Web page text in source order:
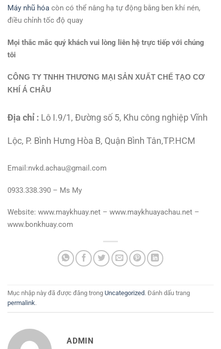
Máy nhũ hóa còn có thể nâng hạ tự động bằng ben khí nén,
điều chỉnh tốc độ quay
Mọi thắc mắc quý khách vui lòng liên hệ trực tiếp với chúng
tôi
CÔNG TY TNHH THƯƠNG MẠI SẢN XUẤT CHẾ TẠO CƠ
KHÍ Á CHÂU
Địa chỉ : Lô I.9/1, Đường số 5, Khu công nghiệp Vĩnh
Lộc, P. Bình Hưng Hòa B, Quận Bình Tân,TP.HCM
Email:nvkd.achau@gmail.com
0933.338.390 – Ms My
Website: www.maykhuay.net – www.maykhuayachau.net –
www.bonkhuay.com
Mục nhập này đã được đăng trong Uncategorized. Đánh dấu trang
permalink.
ADMIN